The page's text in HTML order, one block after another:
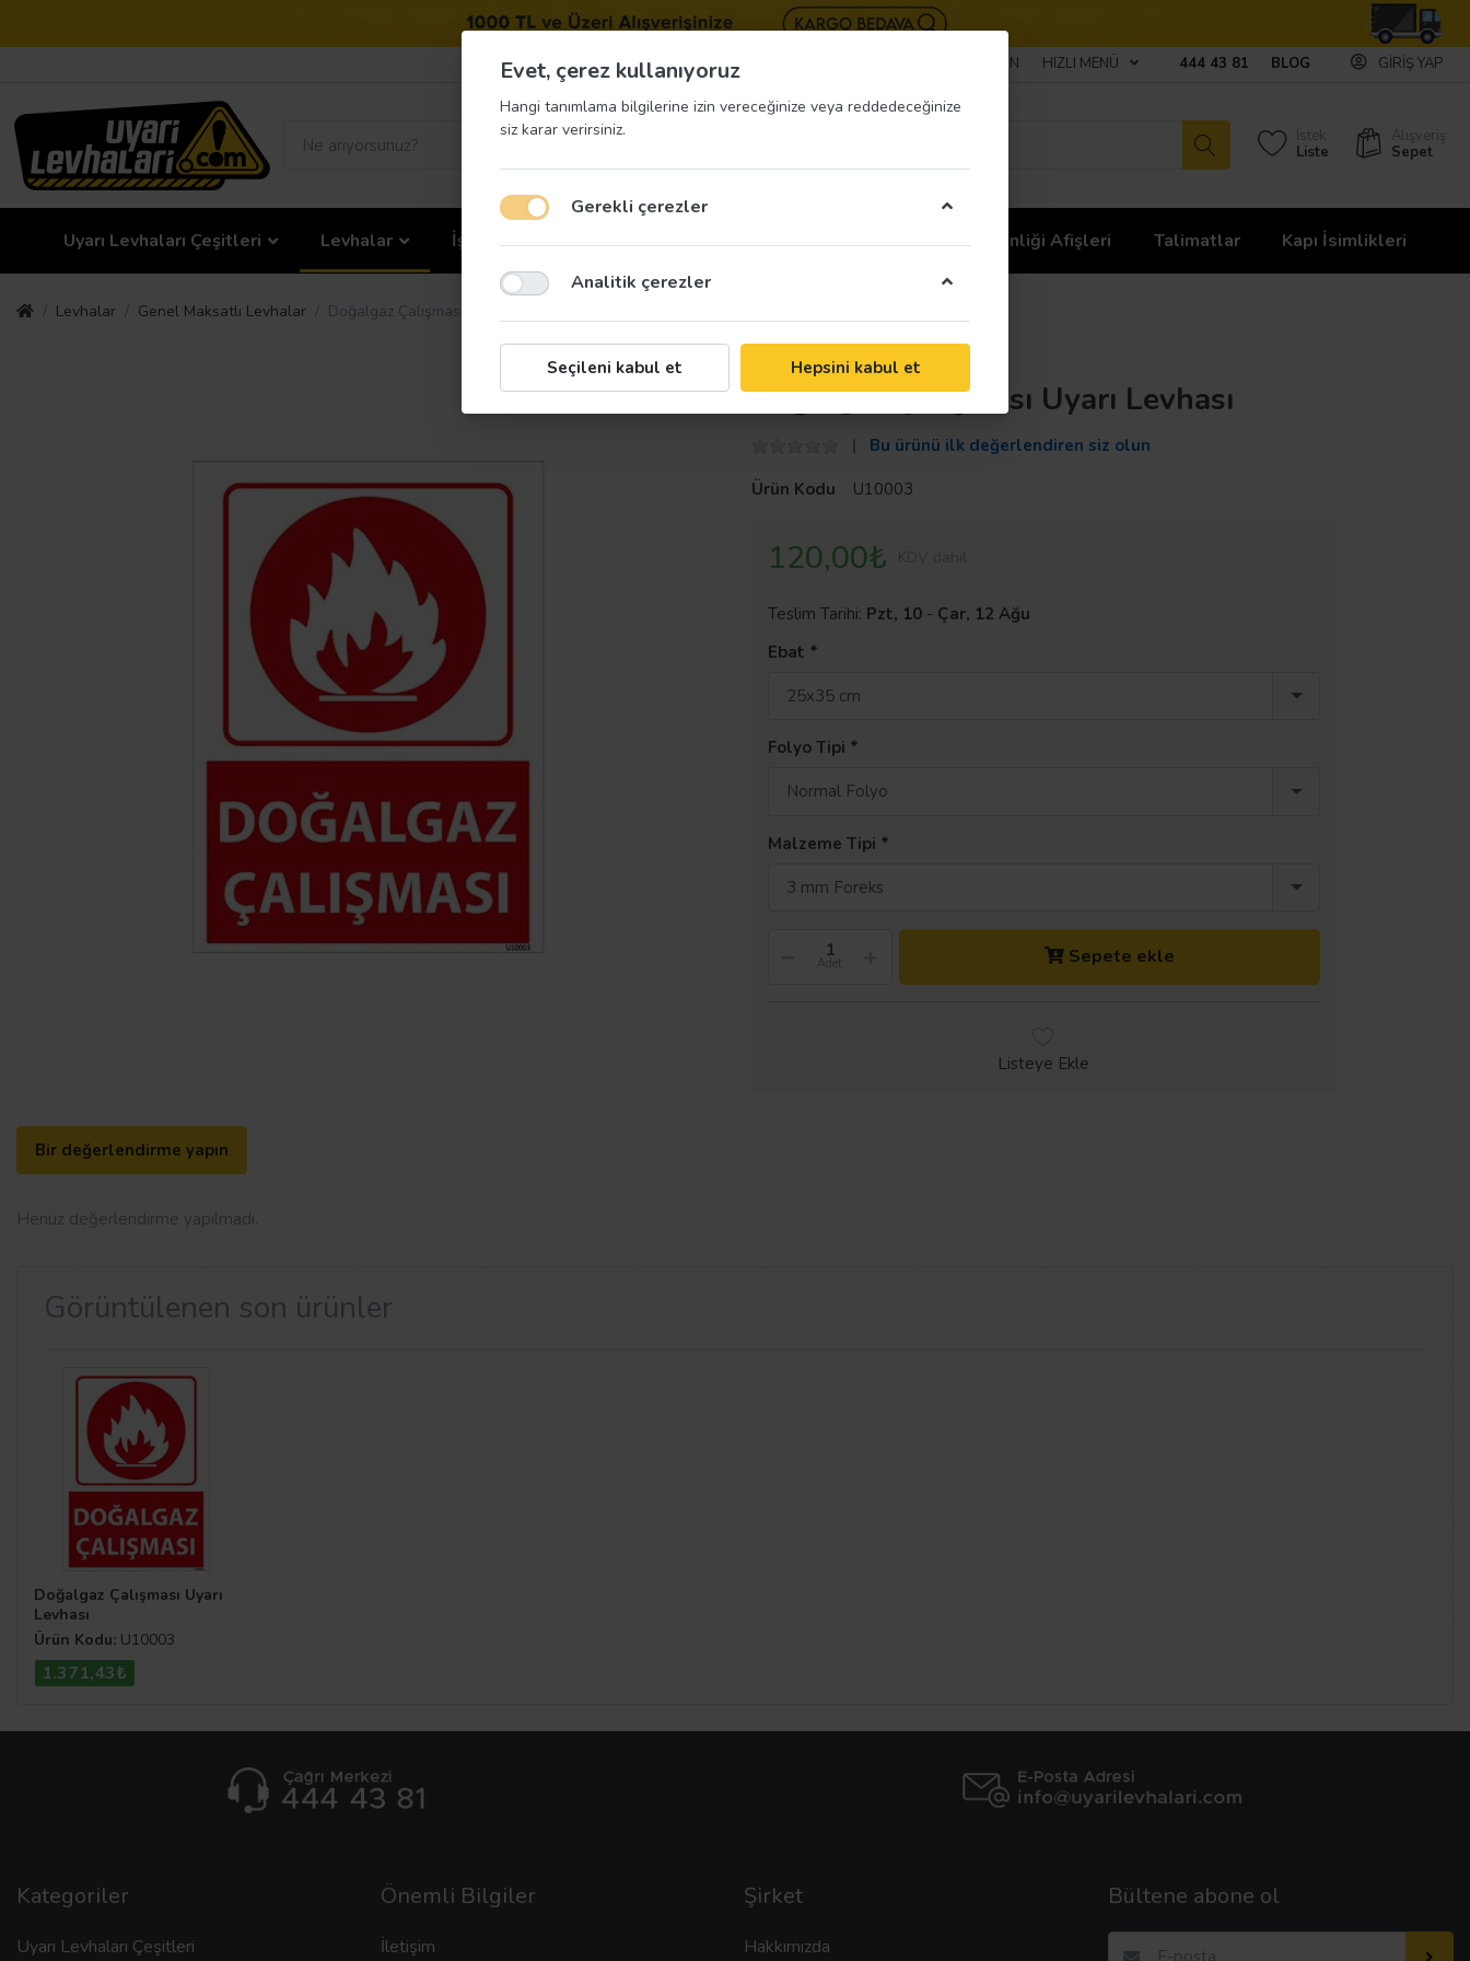
BIZE ULAŞIN HIZLI MENÜ 444 43 81 BLOG GIRIŞ YAP
İstek
Liste
Alışveriş
Sepet
Uyarı Levhaları Çeşitleri Levhalar İş Güvenliği Etiketleri İş Güvenliği Ekipmanları İş Güvenliği Afişleri Talimatlar Kapı İsimlikleri
Levhalar Genel Maksatlı Levhalar Doğalgaz Çalışması Uyarı Levhası
Taroks
Doğalgaz Çalışması Uyarı Levhası
Bu ürünü ilk değerlendiren siz olun
Ürün Kodu
U10003
120,00₺
Teslim Tarihi: Pzt, 10 - Çar, 12 Ağu
Ebat
25x35 cm
Folyo Tipi
Normal Folyo
Malzeme Tipi
3 mm Foreks
Adet Sepete ekle
Listeye Ekle
Bir değerlendirme yapın
Henüz değerlendirme yapılmadı.
Görüntülenen son ürünler
Doğalgaz Çalışması Uyarı
Levhası
Ürün Kodu: U10003
1.371,43₺
Kategoriler
Uyarı Levhaları Çeşitleri
Önemli Bilgiler
İletişim
Şirket
Hakkımızda
Bültene abone ol
Evet, çerez kullanıyoruz
Hangi tanımlama bilgilerine izin vereceğinize veya reddedeceğinize
siz karar verirsiniz.
Gerekli çerezler
Analitik çerezler
Seçileni kabul et Hepsini kabul et